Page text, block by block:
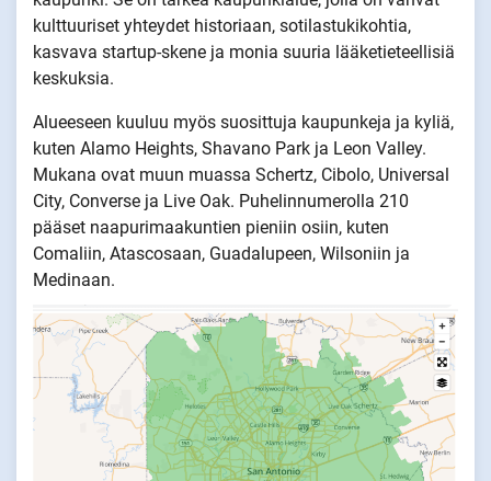
kulttuuriset yhteydet historiaan, sotilastukikohtia,
kasvava startup-skene ja monia suuria lääketieteellisiä
keskuksia.
Alueeseen kuuluu myös suosittuja kaupunkeja ja kyliä,
kuten Alamo Heights, Shavano Park ja Leon Valley.
Mukana ovat muun muassa Schertz, Cibolo, Universal
City, Converse ja Live Oak. Puhelinnumerolla 210
pääset naapurimaakuntien pieniin osiin, kuten
Comaliin, Atascosaan, Guadalupeen, Wilsoniin ja
Medinaan.